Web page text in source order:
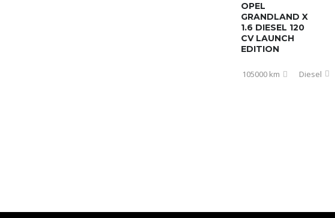
OPEL
GRANDLAND X
1.6 DIESEL 120
CV LAUNCH
EDITION
105000 km Diesel